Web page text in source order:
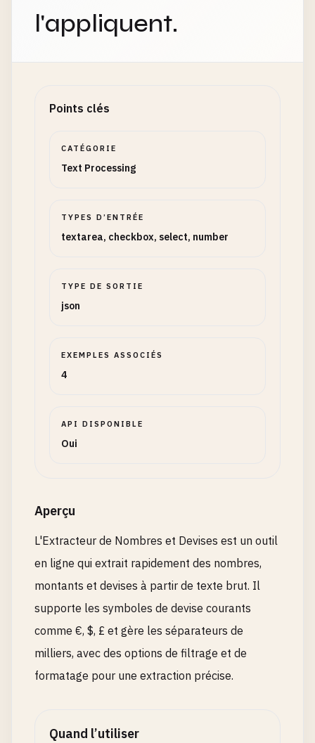
l'appliquent.
Points clés
CATÉGORIE
Text Processing
TYPES D’ENTRÉE
textarea, checkbox, select, number
TYPE DE SORTIE
json
EXEMPLES ASSOCIÉS
4
API DISPONIBLE
Oui
Aperçu
L'Extracteur de Nombres et Devises est un outil
en ligne qui extrait rapidement des nombres,
montants et devises à partir de texte brut. Il
supporte les symboles de devise courants
comme €, $, £ et gère les séparateurs de
milliers, avec des options de filtrage et de
formatage pour une extraction précise.
Quand l’utiliser